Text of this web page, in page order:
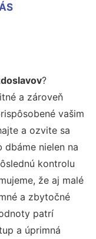
?
a zároveň
vašim
a ozvite sa
dbáme nielen na
kontrolu
že aj malé
a zbytočné
patrí
a úprimná